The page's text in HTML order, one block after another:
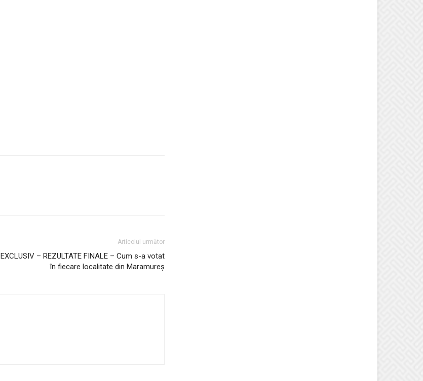
Articolul următor
EXCLUSIV – REZULTATE FINALE – Cum s-a votat
în fiecare localitate din Maramureș